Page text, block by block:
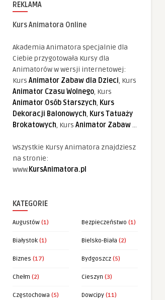
REKLAMA
Kurs Animatora Online
Akademia Animatora specjalnie dla
Ciebie przygotowała Kursy dla
Animatorów w wersji internetowej:
Kurs Animator Zabaw dla Dzieci, Kurs
Animator Czasu Wolnego, Kurs
Animator Osób Starszych, Kurs
Dekoracji Balonowych, Kurs Tatuaży
Brokatowych, Kurs Animator Zabaw...
Wszystkie Kursy Animatora znajdziesz
na stronie:
www.KursAnimatora.pl
KATEGORIE
Augustów (1) Bezpieczeństwo (1)
Białystok (1) Bielsko-Biała (2)
Biznes (17) Bydgoszcz (5)
Chełm (2) Cieszyn (3)
Częstochowa (5) Dowcipy (11)